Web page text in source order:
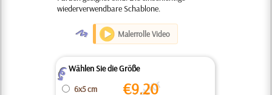
wiederverwendbare Schablone.
O Malerrolle Video
ZWählen Sie die Größe
6x5 cm €9.20